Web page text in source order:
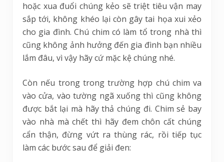
hoặc xua đuổi chúng kẻo sẽ triệt tiêu vận may
sắp tới, không khéo lại còn gây tai họa xui xẻo
cho gia đình. Chú chim có làm tổ trong nhà thì
cũng không ảnh hưởng đến gia đình bạn nhiều
lắm đâu, vì vậy hãy cứ mặc kệ chúng nhé.
Còn nếu trong trong trường hợp chú chim va
vào cửa, vào tường ngã xuống thì cũng không
được bắt lại mà hãy thả chúng đi. Chim sẻ bay
vào nhà mà chết thì hãy đem chôn cất chúng
cẩn thận, đừng vứt ra thùng rác, rồi tiếp tục
làm các bước sau để giải đen: